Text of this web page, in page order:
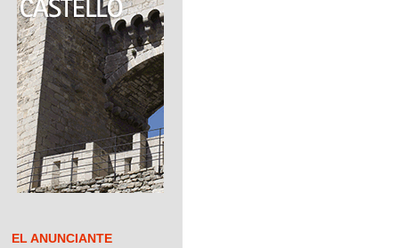
EL ANUNCIANTE